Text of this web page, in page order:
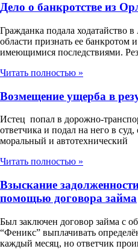
Дело о банкротстве из
Гражданка подала ходатайство
области признать ее банкротом
имеющимися последствиями.
Читать полностью »
Возмещение ущерба в
Истец попал в дорожно-
ответчика и подал на него в
моральный и автотехнический
Читать полностью »
Взыскание
помощью договора займа
Был заключен договор займа с
“Феникс” выплачивать
каждый месяц, но ответчик